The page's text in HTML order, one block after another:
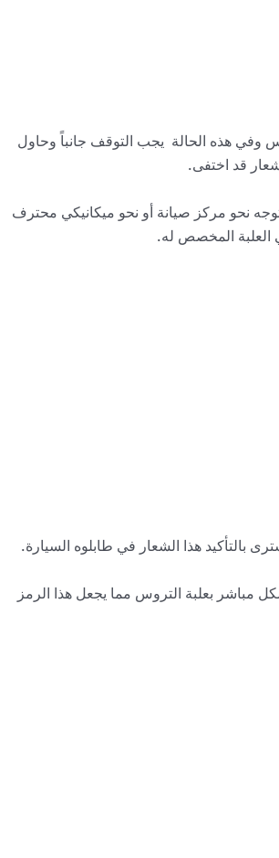
وفي هذه الحالة يجب التوقف جانباً وحاول
نحو مركز صيانة أو نحو ميكانيكي محترف
العلبة المخصص له.
بالتأكيد هذا الشعار في طابلوه السيارة.
مباشر بعلبة التروس مما يجعل هذا الرمز